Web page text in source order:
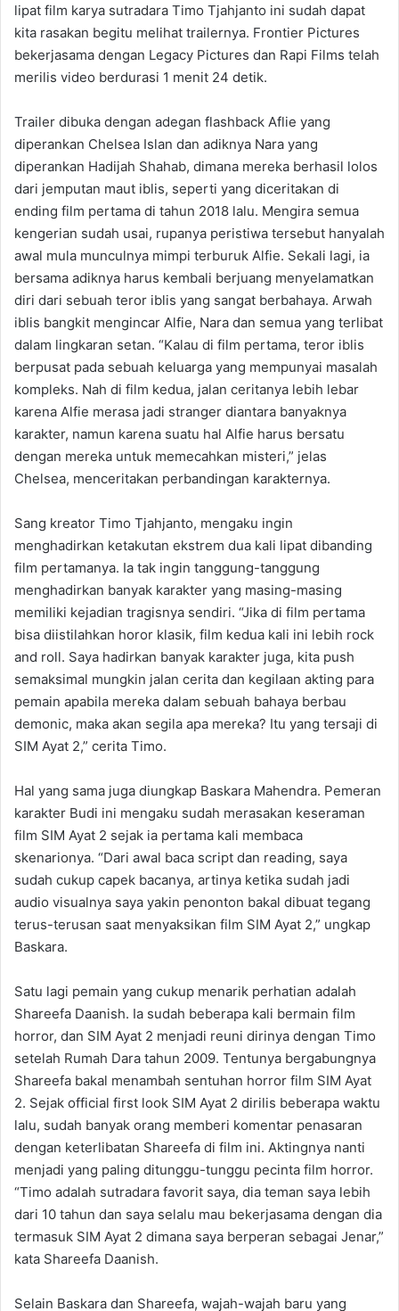
lipat film karya sutradara Timo Tjahjanto ini sudah dapat
kita rasakan begitu melihat trailernya. Frontier Pictures
bekerjasama dengan Legacy Pictures dan Rapi Films telah
merilis video berdurasi 1 menit 24 detik.
Trailer dibuka dengan adegan flashback Aflie yang
diperankan Chelsea Islan dan adiknya Nara yang
diperankan Hadijah Shahab, dimana mereka berhasil lolos
dari jemputan maut iblis, seperti yang diceritakan di
ending film pertama di tahun 2018 lalu. Mengira semua
kengerian sudah usai, rupanya peristiwa tersebut hanyalah
awal mula munculnya mimpi terburuk Alfie. Sekali lagi, ia
bersama adiknya harus kembali berjuang menyelamatkan
diri dari sebuah teror iblis yang sangat berbahaya. Arwah
iblis bangkit mengincar Alfie, Nara dan semua yang terlibat
dalam lingkaran setan. “Kalau di film pertama, teror iblis
berpusat pada sebuah keluarga yang mempunyai masalah
kompleks. Nah di film kedua, jalan ceritanya lebih lebar
karena Alfie merasa jadi stranger diantara banyaknya
karakter, namun karena suatu hal Alfie harus bersatu
dengan mereka untuk memecahkan misteri,” jelas
Chelsea, menceritakan perbandingan karakternya.
Sang kreator Timo Tjahjanto, mengaku ingin
menghadirkan ketakutan ekstrem dua kali lipat dibanding
film pertamanya. Ia tak ingin tanggung-tanggung
menghadirkan banyak karakter yang masing-masing
memiliki kejadian tragisnya sendiri. “Jika di film pertama
bisa diistilahkan horor klasik, film kedua kali ini lebih rock
and roll. Saya hadirkan banyak karakter juga, kita push
semaksimal mungkin jalan cerita dan kegilaan akting para
pemain apabila mereka dalam sebuah bahaya berbau
demonic, maka akan segila apa mereka? Itu yang tersaji di
SIM Ayat 2,” cerita Timo.
Hal yang sama juga diungkap Baskara Mahendra. Pemeran
karakter Budi ini mengaku sudah merasakan keseraman
film SIM Ayat 2 sejak ia pertama kali membaca
skenarionya. “Dari awal baca script dan reading, saya
sudah cukup capek bacanya, artinya ketika sudah jadi
audio visualnya saya yakin penonton bakal dibuat tegang
terus-terusan saat menyaksikan film SIM Ayat 2,” ungkap
Baskara.
Satu lagi pemain yang cukup menarik perhatian adalah
Shareefa Daanish. Ia sudah beberapa kali bermain film
horror, dan SIM Ayat 2 menjadi reuni dirinya dengan Timo
setelah Rumah Dara tahun 2009. Tentunya bergabungnya
Shareefa bakal menambah sentuhan horror film SIM Ayat
2. Sejak official first look SIM Ayat 2 dirilis beberapa waktu
lalu, sudah banyak orang memberi komentar penasaran
dengan keterlibatan Shareefa di film ini. Aktingnya nanti
menjadi yang paling ditunggu-tunggu pecinta film horror.
“Timo adalah sutradara favorit saya, dia teman saya lebih
dari 10 tahun dan saya selalu mau bekerjasama dengan dia
termasuk SIM Ayat 2 dimana saya berperan sebagai Jenar,”
kata Shareefa Daanish.
Selain Baskara dan Shareefa, wajah-wajah baru yang